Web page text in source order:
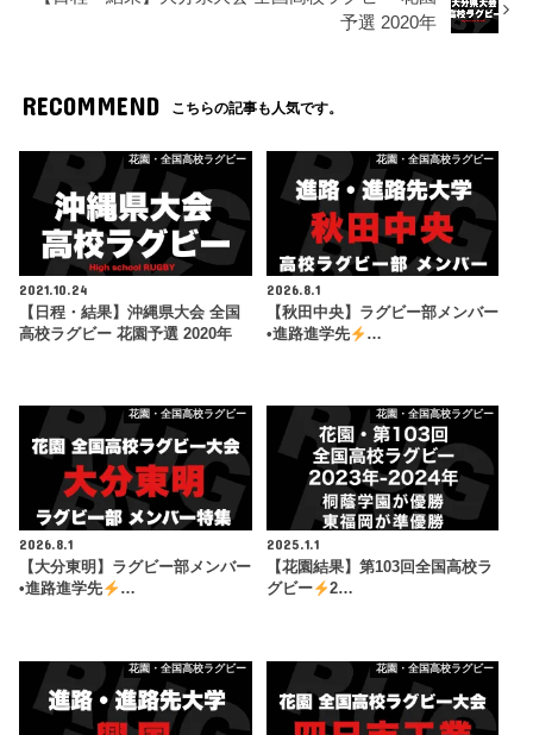
予選 2020年
RECOMMEND こちらの記事も人気です。
花園・全国高校ラグビー
2021.10.24
【日程・結果】沖縄県大会 全国
高校ラグビー 花園予選 2020年
花園・全国高校ラグビー
2026.8.1
【秋田中央】ラグビー部メンバー
•進路進学先
…
花園・全国高校ラグビー
2026.8.1
【大分東明】ラグビー部メンバー
•進路進学先
…
花園・全国高校ラグビー
2025.1.1
【花園結果】第103回全国高校ラ
グビー
2…
花園・全国高校ラグビー 花園・全国高校ラグビー